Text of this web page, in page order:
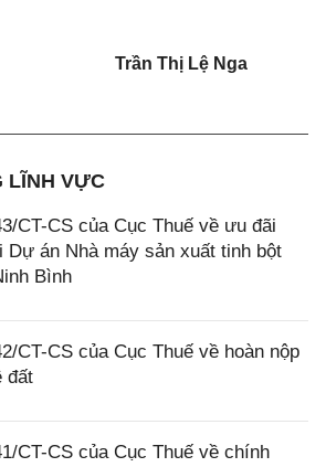
Trần Thị Lệ Nga
LĨNH VỰC
CT-CS của Cục Thuế về ưu đãi
Dự án Nhà máy sản xuất tinh bột
Bình
CT-CS của Cục Thuế về hoàn nộp
đất
CT-CS của Cục Thuế về chính